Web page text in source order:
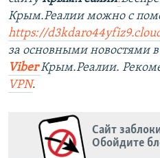
Крым.Реалии можно с
https://
за основными новостями в
ViberКрым.Реалии.
VPN.
Сайт
Обойдите